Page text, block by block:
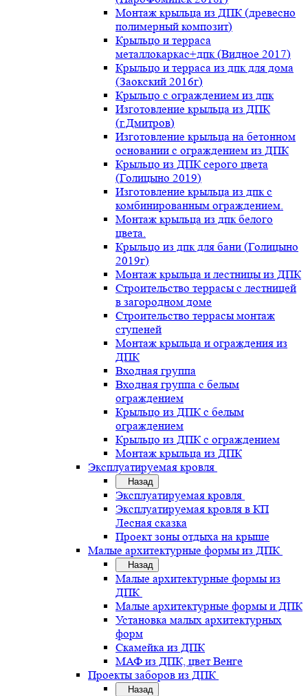
Монтаж крыльца из ДПК (древесно
полимерный композит)
Крыльцо и терраса
металлокаркас+дпк (Видное 2017)
Крыльцо и терраса из дпк для дома
(Заокский 2016г)
Крыльцо с ограждением из дпк
Изготовление крыльца из ДПК
(г.Дмитров)
Изготовление крыльца на бетонном
основании с ограждением из ДПК
Крыльцо из ДПК серого цвета
(Голицыно 2019)
Изготовление крыльца из дпк с
комбинированным ограждением.
Монтаж крыльца из дпк белого
цвета.
Крыльцо из дпк для бани (Голицыно
2019г)
Монтаж крыльца и лестницы из ДПК
Строительство террасы с лестницей
в загородном доме
Строительство террасы монтаж
ступеней
Монтаж крыльца и ограждения из
ДПК
Входная группа
Входная группа с белым
ограждением
Крыльцо из ДПК с белым
ограждением
Крыльцо из ДПК с ограждением
Монтаж крыльца из ДПК
Эксплуатируемая кровля
Назад
Эксплуатируемая кровля
Эксплуатируемая кровля в КП
Лесная сказка
Проект зоны отдыха на крыше
Малые архитектурные формы из ДПК
Назад
Малые архитектурные формы из
ДПК
Малые архитектурные формы и ДПК
Установка малых архитектурных
форм
Скамейка из ДПК
МАФ из ДПК, цвет Венге
Проекты заборов из ДПК
Назад